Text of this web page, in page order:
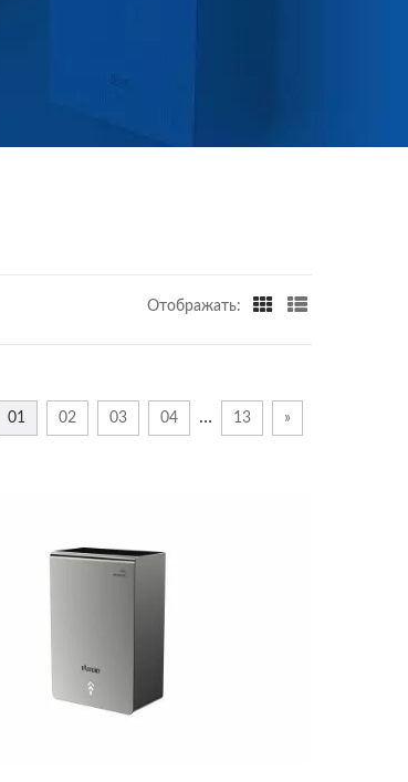
Отображать:
01 02 03 04 … 13 »